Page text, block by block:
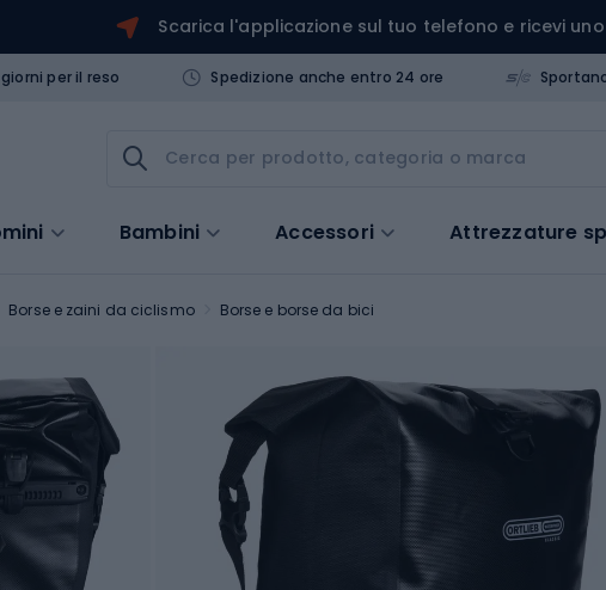
Scarica l'applicazione sul tuo telefono e ricevi uno
per il reso Spedizione anche entro 24 ore
Bambini Accessori Attrezzature
Borse e zaini da ciclismo Borse e borse da bici